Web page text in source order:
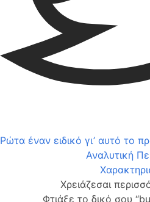
Ρώτα έναν ειδικό γι’ αυτό το
Αναλυτική
Χρειάζεσαι
Φτιάξε το δικό σου